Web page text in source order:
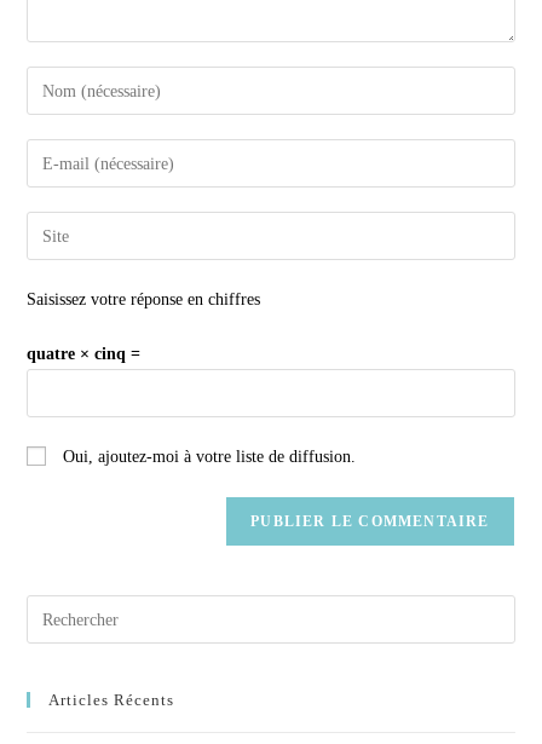
Saisissez votre réponse en chiffres
quatre × cinq =
Oui, ajoutez-moi à votre liste de diffusion.
Articles Récents